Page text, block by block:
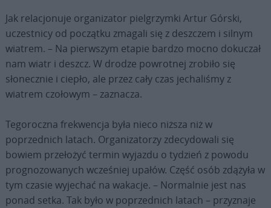
Jak relacjonuje organizator pielgrzymki Artur Górski,
uczestnicy od początku zmagali się z deszczem i silnym
wiatrem. – Na pierwszym etapie bardzo mocno dokuczał
nam wiatr i deszcz. W drodze powrotnej zrobiło się
słonecznie i ciepło, ale przez cały czas jechaliśmy z
wiatrem czołowym – zaznacza.
Tegoroczna frekwencja była nieco niższa niż w
poprzednich latach. Organizatorzy zdecydowali się
bowiem przełożyć termin wyjazdu o tydzień z powodu
prognozowanych wcześniej upałów. Część osób zdążyła w
tym czasie wyjechać na wakacje. – Normalnie jest nas
ponad setka. Tak było w poprzednich latach – przyznaje